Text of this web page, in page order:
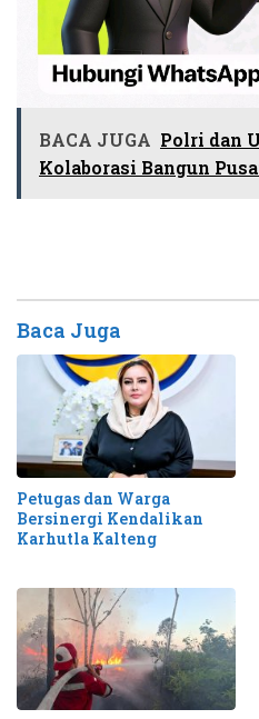
BACA JUGA Polri dan
Kolaborasi Bangun
Baca Juga
Petugas dan Warga
Bersinergi Kendalikan
Karhutla Kalteng